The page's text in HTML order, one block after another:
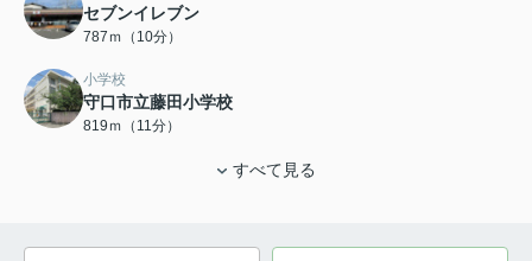
セブンイレブン
787ｍ（10分）
小学校
守口市立藤田小学校
819ｍ（11分）
すべて見る